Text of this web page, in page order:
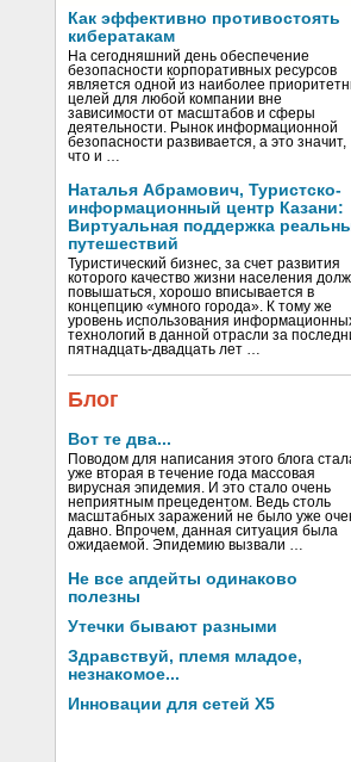
Как эффективно противостоять
кибератакам
На сегодняшний день обеспечение
безопасности корпоративных ресурсов
является одной из наиболее
целей для любой компании вне
зависимости от масштабов и сферы
деятельности. Рынок информационной
безопасности развивается, а это значит,
что и …
Наталья Абрамович, Туристско-
информационный центр Казани:
Виртуальная поддержка
путешествий
Туристический бизнес, за счет развития
которого качество жизни населения
повышаться, хорошо вписывается в
концепцию «умного города». К тому же
уровень использования
технологий в данной отрасли за
пятнадцать-двадцать лет …
Блог
Вот те два...
Поводом для написания этого блога
уже вторая в течение года массовая
вирусная эпидемия. И это стало очень
неприятным прецедентом. Ведь столь
масштабных заражений не было уже
давно. Впрочем, данная ситуация была
ожидаемой. Эпидемию вызвали …
Не все апдейты одинаково
полезны
Утечки бывают разными
Здравствуй, племя младое,
незнакомое...
Инновации для сетей X5